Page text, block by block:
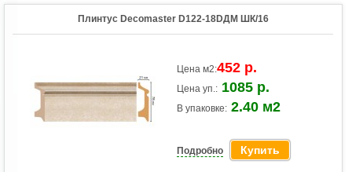
Плинтус Decomaster D122-18DДМ ШК/16
Цена м2:452 р.
Цена уп.: 1085 р.
В упаковке: 2.40 м2
Подробно Купить